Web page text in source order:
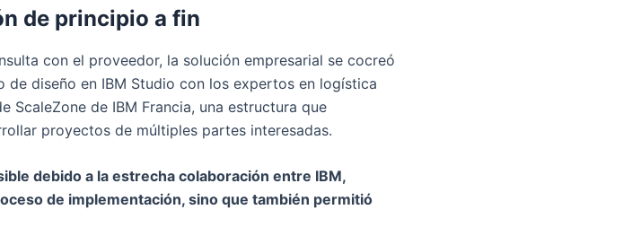
de principio a fin
con el proveedor, la solución empresarial se cocreó
de diseño en IBM Studio con los expertos en logística
ScaleZone de IBM Francia, una estructura que
proyectos de múltiples partes interesadas.
debido a la estrecha colaboración entre IBM,
de implementación, sino que también permitió